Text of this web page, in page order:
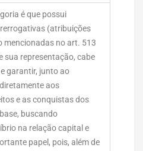
é que possui
(atribuições
mencionadas no art. 513
sua representação, cabe
garantir, junto ao
aos
e as conquistas dos
buscando
na relação capital e
papel, pois, além de